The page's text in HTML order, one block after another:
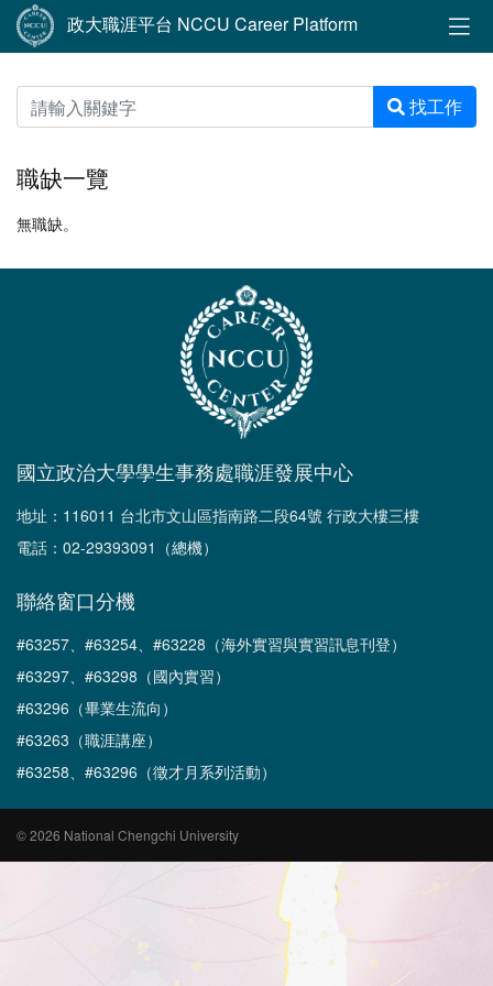
政大職涯平台 NCCU Career Platform
找工作
職缺一覽
無職缺。
國立政治大學學生事務處職涯發展中心
地址：116011 台北市文山區指南路二段64號 行政大樓三樓
電話：02-29393091（總機）
聯絡窗口分機
#63257、#63254、#63228（海外實習與實習訊息刊登）
#63297、#63298（國內實習）
#63296（畢業生流向）
#63263（職涯講座）
#63258、#63296（徵才月系列活動）
© 2026 National Chengchi University